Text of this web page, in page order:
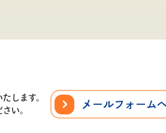
します。
い。
メールフォーム